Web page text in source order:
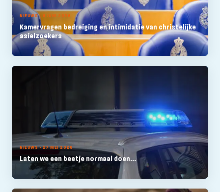
NIEUWS - 9 JUNI 2026
Kamervragen bedreiging en intimidatie van christelijke
asielzoekers
NIEUWS - 27 MEI 2026
Laten we een beetje normaal doen...